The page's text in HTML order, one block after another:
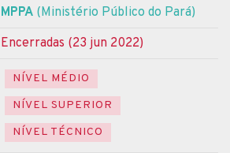
MPPA (Ministério Público do Pará)
Encerradas (23 jun 2022)
NÍVEL MÉDIO
NÍVEL SUPERIOR
NÍVEL TÉCNICO